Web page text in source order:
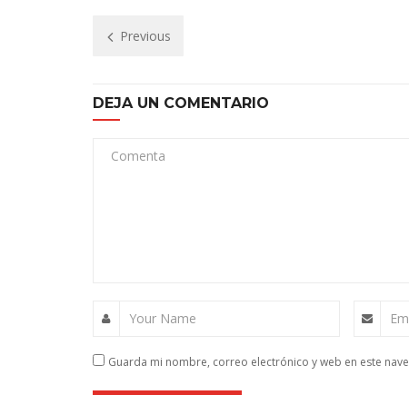
Previous
DEJA UN COMENTARIO
Comenta
Your Name
Guarda mi nombre, correo electrónico y web en este